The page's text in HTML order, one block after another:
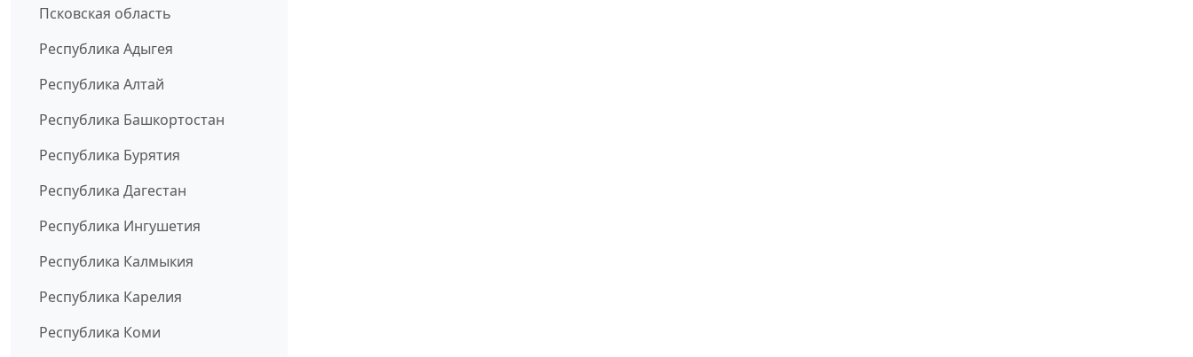
Псковская область
Республика Адыгея
Республика Алтай
Республика Башкортостан
Республика Бурятия
Республика Дагестан
Республика Ингушетия
Республика Калмыкия
Республика Карелия
Республика Коми